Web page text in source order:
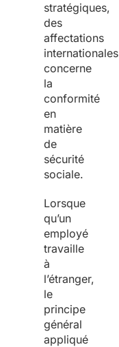
stratégiques,
des
affectations
internationales
concerne
la
conformité
en
matière
de
sécurité
sociale.
Lorsque
qu’un
employé
travaille
à
l’étranger,
le
principe
général
appliqué